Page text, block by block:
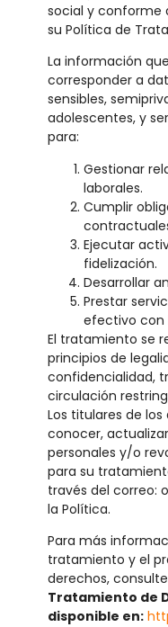
social y conforme
su Política de
La información
corresponder a
sensibles,
adolescentes, y
para:
Gestionar
laborales.
Cumplir
Ejecutar
fidelización.
Desarrollar
Prestar
efectivo con
El tratamiento se
principios de
confidencialidad,
circulación
Los titulares de
conocer,
personales y/o
para su
través del correo:
la Política.
Para más
tratamiento y el
derechos,
Tratamiento de
disponible en: